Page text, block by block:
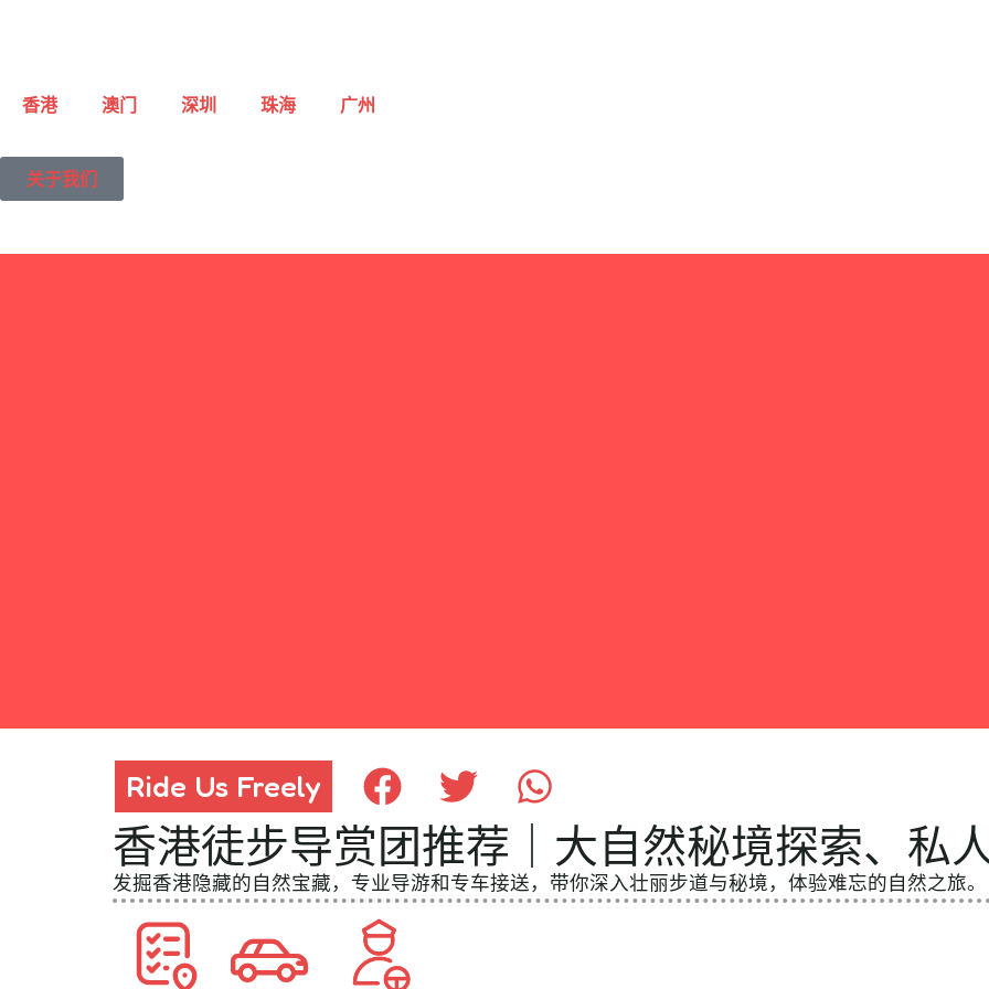
香港 澳门 深圳 珠海 广州
关于我们
Ride Us Freely
Ride Us Freely
香港徒步导赏团推荐｜大自然秘境探索、私
发掘香港隐藏的自然宝藏，专业导游和专车接送，带你深入壮丽步道与秘境，体验难忘的自然之旅。